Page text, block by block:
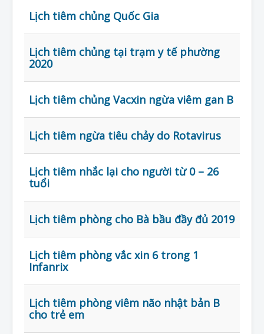
Lịch tiêm chủng Quốc Gia
Lịch tiêm chủng tại trạm y tế phường
2020
Lịch tiêm chủng Vacxin ngừa viêm gan B
Lịch tiêm ngừa tiêu chảy do Rotavirus
Lịch tiêm nhắc lại cho người từ 0 – 26
tuổi
Lịch tiêm phòng cho Bà bầu đầy đủ 2019
Lịch tiêm phòng vắc xin 6 trong 1
Infanrix
Lịch tiêm phòng viêm não nhật bản B
cho trẻ em